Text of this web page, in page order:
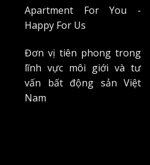
Apartment For You -
Happy For Us
Đơn vị tiên phong trong
lĩnh vực môi giới và tư
vấn bất động sản Việt
Nam